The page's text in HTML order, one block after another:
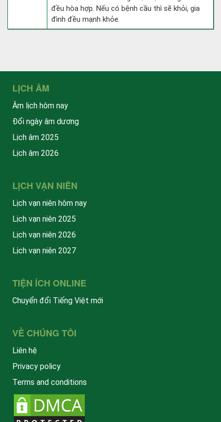
đều hòa hợp. Nếu có bệnh cầu thì sẽ khỏi, gia
đình đều mạnh khỏe.
LỊCH ÂM
Âm lịch hôm nay
Đổi ngày âm dương
Lịch âm 2025
Lịch âm 2026
LỊCH VẠN NIÊN
Lịch vạn niên hôm nay
Lịch vạn niên 2025
Lịch vạn niên 2026
Lịch vạn niên 2027
TIỆN ÍCH ONLINE
Chuyển đổi Tiếng Việt mới
VỀ CHÚNG TÔI
Liên hệ
Privacy policy
Terms and conditions